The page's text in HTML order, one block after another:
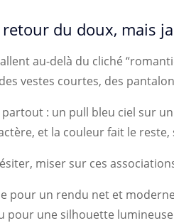
du doux, mais
au-delà du cliché
vestes courtes, des
: un pull bleu ciel sur
et la couleur fait le reste,
miser sur ces
pour un rendu net et
pour une silhouette